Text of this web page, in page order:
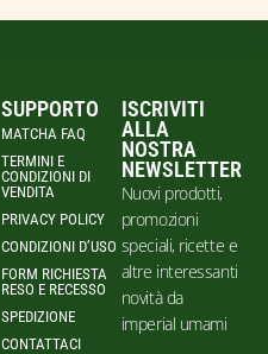
SUPPORTO
MATCHA FAQ
TERMINI E
CONDIZIONI DI
VENDITA
PRIVACY POLICY
CONDIZIONI D’USO
FORM RICHIESTA
RESO E RECESSO
SPEDIZIONE
CONTATTACI
ISCRIVITI
ALLA
NOSTRA
NEWSLETTER
Nuovi prodotti,
promozioni
speciali, ricette e
altre interessanti
novità da
imperial umami